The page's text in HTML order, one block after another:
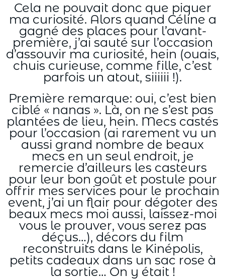
Cela ne pouvait donc que piquer
ma curiosité. Alors quand Céline a
gagné des places pour l’avant-
première, j’ai sauté sur l’occasion
d’assouvir ma curiosité, hein (ouais,
chuis curieuse, comme fille, c’est
parfois un atout, siiiiii !).
Première remarque: oui, c’est bien
ciblé « nanas ». Là, on ne s’est pas
plantées de lieu, hein. Mecs castés
pour l’occasion (ai rarement vu un
aussi grand nombre de beaux
mecs en un seul endroit, je
remercie d’ailleurs les casteurs
pour leur bon goût et postule pour
offrir mes services pour le prochain
event, j’ai un flair pour dégoter des
beaux mecs moi aussi, laissez-moi
vous le prouver, vous serez pas
déçus…), décors du film
reconstruits dans le Kinépolis,
petits cadeaux dans un sac rose à
la sortie… On y était !